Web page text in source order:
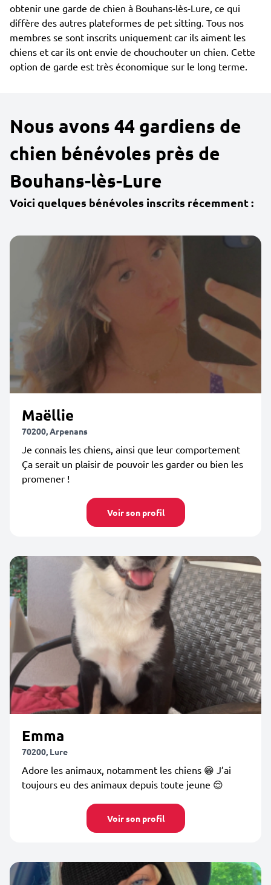
obtenir une garde de chien à Bouhans-lès-Lure, ce qui
diffère des autres plateformes de pet sitting. Tous nos
membres se sont inscrits uniquement car ils aiment les
chiens et car ils ont envie de chouchouter un chien. Cette
option de garde est très économique sur le long terme.
Nous avons 44 gardiens de
chien bénévoles près de
Bouhans-lès-Lure
Voici quelques bénévoles inscrits récemment :
Maëllie
70200, Arpenans
Je connais les chiens, ainsi que leur comportement
Ça serait un plaisir de pouvoir les garder ou bien les
promener !
Voir son profil
Emma
70200, Lure
Adore les animaux, notamment les chiens 😁 J’ai
toujours eu des animaux depuis toute jeune 😌
Voir son profil